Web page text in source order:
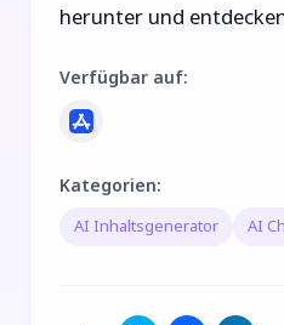
herunter und
Verfügbar auf:
Kategorien:
AI Inhaltsgenerator AI